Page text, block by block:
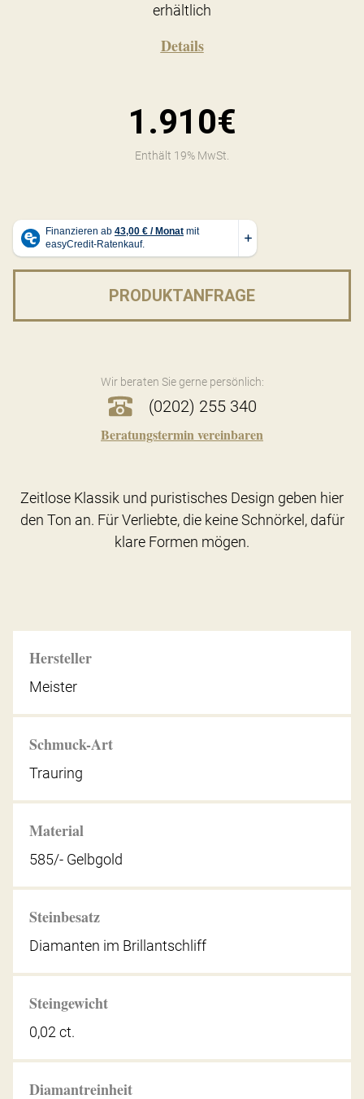
erhältlich
Details
1.910€
Enthält 19% MwSt.
PRODUKTANFRAGE
Wir beraten Sie gerne persönlich:
(0202) 255 340
Beratungstermin vereinbaren
Hersteller
Meister
Schmuck-Art
Trauring
Material
585/- Gelbgold
Steinbesatz
Diamanten im Brillantschliff
Steingewicht
0,02 ct.
Diamantreinheit
Zeitlose Klassik und puristisches Design geben hier
den Ton an. Für Verliebte, die keine Schnörkel, dafür
klare Formen mögen.